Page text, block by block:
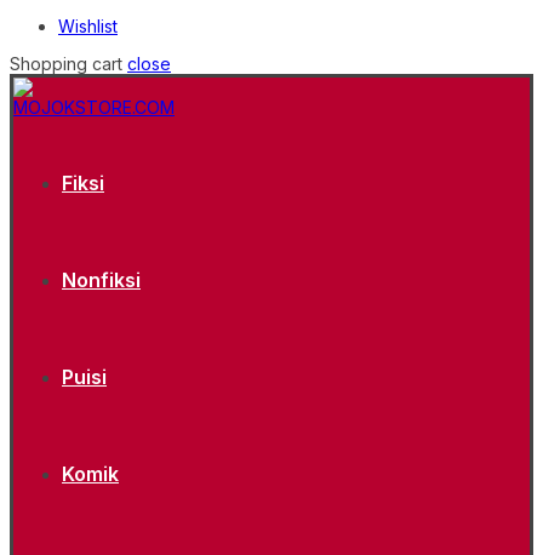
Wishlist
Shopping cart close
Fiksi
Nonfiksi
Puisi
Komik